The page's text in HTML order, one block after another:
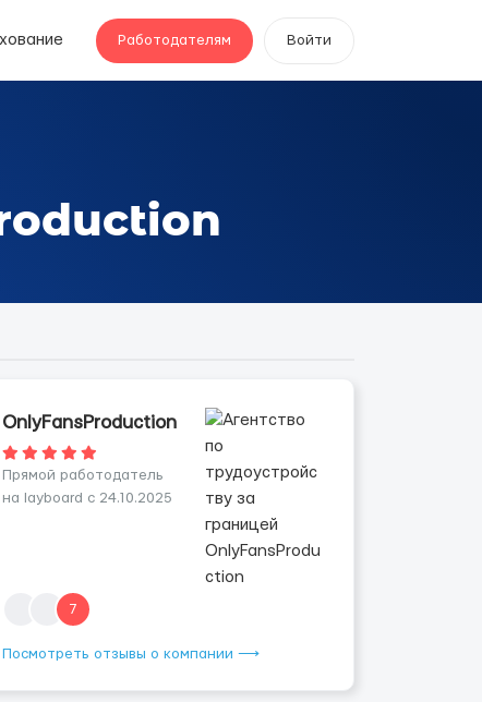
Работодателям Войти
OnlyFansProduction
Прямой работодатель
на layboard с 24.10.2025
7
Посмотреть отзывы о компании ⟶